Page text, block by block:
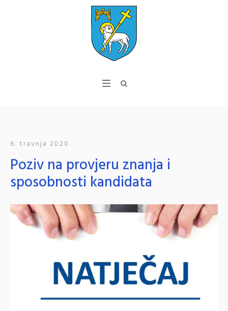
6. travnja 2020.
Poziv na provjeru znanja i
sposobnosti kandidata